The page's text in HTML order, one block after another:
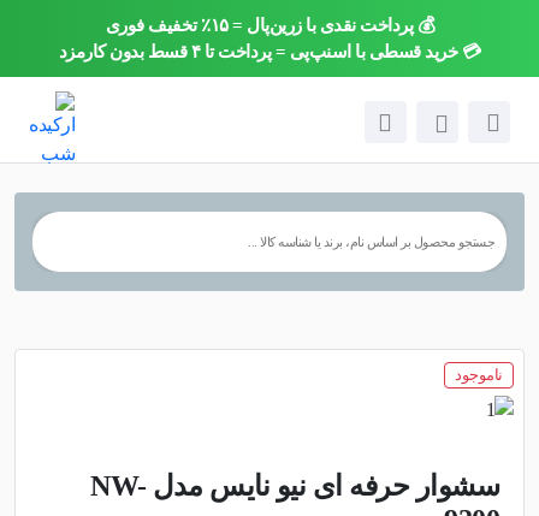
💰 پرداخت نقدی با زرین‌پال = ۱۵٪ تخفیف فوری
💳 خرید قسطی با اسنپ‌پی = پرداخت تا ۴ قسط بدون کارمزد×
ناموجود
سشوار حرفه ای نیو نایس مدل NW-